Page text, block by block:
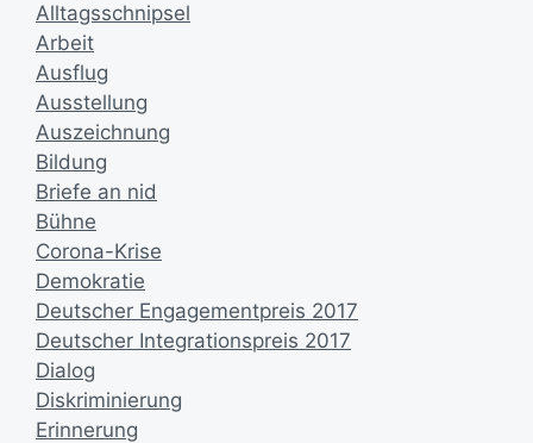
Alltagsschnipsel
Arbeit
Ausflug
Ausstellung
Auszeichnung
Bildung
Briefe an nid
Bühne
Corona-Krise
Demokratie
Deutscher Engagementpreis 2017
Deutscher Integrationspreis 2017
Dialog
Diskriminierung
Erinnerung